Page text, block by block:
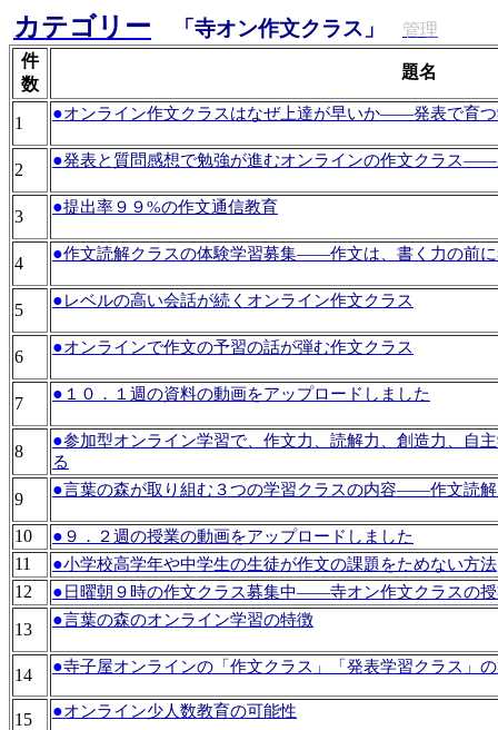
カテゴリー 「寺オン作文クラス」
管理
件
数
題名
1
●オンライン作文クラスはなぜ上達が早いか――発表で育
2
●発表と質問感想で勉強が進むオンラインの作文クラス
3
●提出率９９%の作文通信教育
4
●作文読解クラスの体験学習募集――作文は、書く力の前
5
●レベルの高い会話が続くオンライン作文クラス
6
●オンラインで作文の予習の話が弾む作文クラス
7
● １０．１週の資料の動画をアップロードしました
8
●参加型オンライン学習で、作文力、読解力、創造力、自
る
9
●言葉の森が取り組む３つの学習クラスの内容――作文読
10 ● ９．２週の授業の動画をアップロードしました
11 ●小学校高学年や中学生の生徒が作文の課題をためない方法
12 ● 日曜朝９時の作文クラス募集中――寺オン作文クラスの
13
●言葉の森のオンライン学習の特徴
14 ●寺子屋オンラインの「作文クラス」「発表学習クラス」
15 ●オンライン少人数教育の可能性